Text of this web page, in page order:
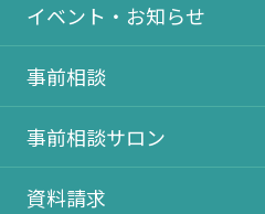
イベント・お知らせ
事前相談
事前相談サロン
資料請求